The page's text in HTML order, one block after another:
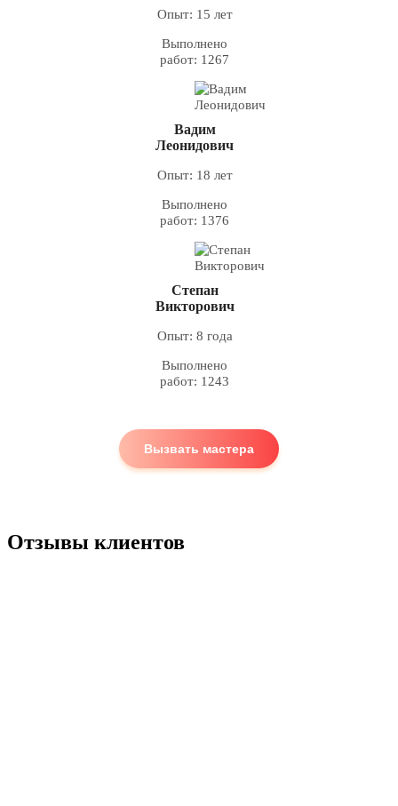
Опыт: 15 лет
Выполнено
работ: 1267
Вадим
Леонидович
Опыт: 18 лет
Выполнено
работ: 1376
Степан
Викторович
Опыт: 8 года
Выполнено
работ: 1243
Вызвать мастера
Отзывы клиентов